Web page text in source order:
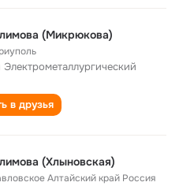
(Микрюкова)
в друзья
(Хлыновская)
Алтайский край Россия